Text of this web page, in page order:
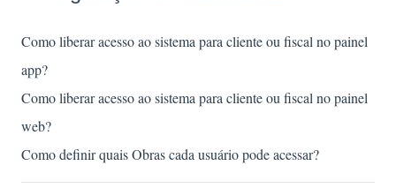
Como liberar acesso ao sistema para cliente ou fiscal no painel
app?
Como liberar acesso ao sistema para cliente ou fiscal no painel
web?
Como definir quais Obras cada usuário pode acessar?